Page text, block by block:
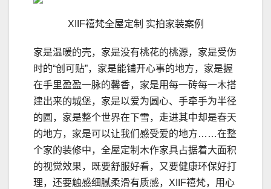
XIIF禧梵全屋定制 实拍家装案例
家是温暖的壳，家是没有桃花的桃源，家是受伤
时的“创可贴”，家是能铺开心事的地方，家是握
在手里盈盈一脉的馨香，家是用每一砖每一木搭
建出来的城堡，家是以爱为圆心、手牵手为半径
的圆，家是整个世界在下雪，走进其中却是春天
的地方，家是可以让我们感受爱的地方……在整
个家的装修中，全屋定制木作家具占据着大面积
的视觉效果，既要舒服好看，又要健康环保好打
理，还要触感细腻柔滑有质感，XIIF禧梵，用心